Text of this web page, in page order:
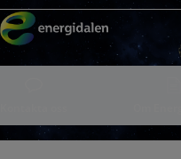
Hoppa till innehåll
Din
e-
postadress